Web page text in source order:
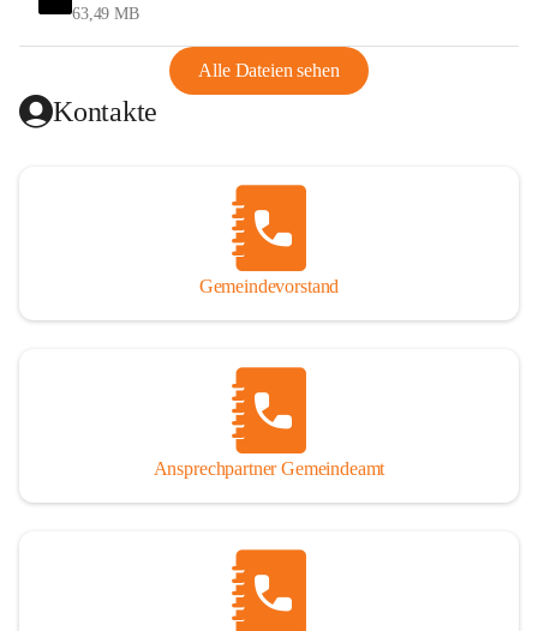
63,49 MB
Alle Dateien sehen
Kontakte
Gemeindevorstand
Ansprechpartner Gemeindeamt